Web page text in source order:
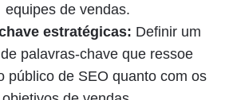
equipes de vendas.
estratégicas: Definir um
palavras-chave que ressoe
público de SEO quanto com os